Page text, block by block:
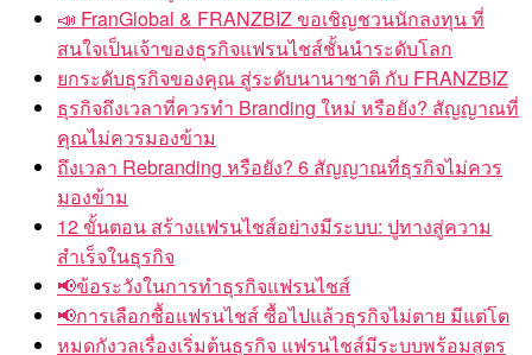
📣 FranGlobal & FRANZBIZ ขอเชิญชวนนักลงทุน ที่
สนใจเป็นเจ้าของธุรกิจแฟรนไชส์ชั้นนำระดับโลก
ยกระดับธุรกิจของคุณ สู่ระดับนานาชาติ กับ FRANZBIZ
ธุรกิจถึงเวลาที่ควรทำ Branding ใหม่ หรือยัง? สัญญาณที่
คุณไม่ควรมองข้าม
ถึงเวลา Rebranding หรือยัง? 6 สัญญาณที่ธุรกิจไม่ควร
มองข้าม
12 ขั้นตอน สร้างแฟรนไชส์อย่างมีระบบ: ปูทางสู่ความ
สำเร็จในธุรกิจ
📢ข้อระวังในการทำธุรกิจแฟรนไชส์
📢การเลือกซื้อแฟรนไชส์ ซื้อไปแล้วธุรกิจไม่ตาย มีแต่โต
หมดกังวลเรื่องเริ่มต้นธุรกิจ แฟรนไชส์มีระบบพร้อมสูตร